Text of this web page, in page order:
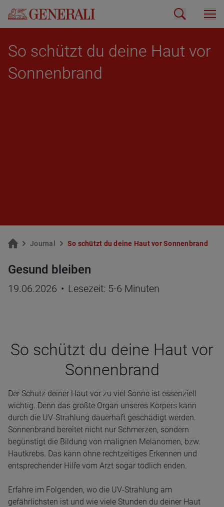
So schützt du deine Haut vor
Son­nen­brand
Jour­nal So schützt du deine Haut vor Son­nen­brand
Gesund bleiben
19.06.2026 • Lesezeit: 5-6 Minuten
So schützt du deine Haut vor
Son­nen­brand
Der Schutz deiner Haut vor zu viel Sonne ist essenziell
wichtig. Denn das größte Organ unseres Körpers kann
durch die UV-Strahlung dauerhaft geschädigt werden.
Sonnenbrand bereitet nicht nur Schmerzen, sondern
begünstigt die Bildung von malignen Melanomen, bzw.
Hautkrebs. Das kann ohne rechtzeitiges Erkennen und
entsprechender Hilfe vom Arzt sogar tödlich enden.
Erfahre im Folgenden, wo die UV-Strahlung am
gefährlichsten ist und wie viele Stunden du deiner Haut